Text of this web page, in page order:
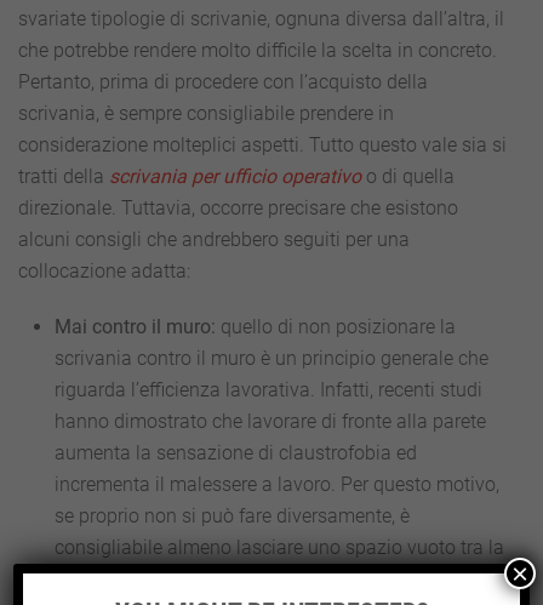
svariate tipologie di scrivanie, ognuna diversa dall’altra, il
che potrebbe rendere molto difficile la scelta in concreto.
Pertanto, prima di procedere con l’acquisto della
scrivania, è sempre consigliabile prendere in
considerazione molteplici aspetti. Tutto questo vale sia si
tratti della scrivania per ufficio operativoo di quella
direzionale. Tuttavia, occorre precisare che esistono
alcuni consigli che andrebbero seguiti per una
collocazione adatta:
Mai contro il muro: quello di non posizionare la
scrivania contro il muro è un principio generale che
riguarda l’efficienza lavorativa. Infatti, recenti studi
hanno dimostrato che lavorare di fronte alla parete
aumenta la sensazione di claustrofobia ed
incrementa il malessere a lavoro. Per questo motivo,
se proprio non si può fare diversamente, è
consigliabile almeno lasciare uno spazio vuoto tra la
scrivania e la parete.
×